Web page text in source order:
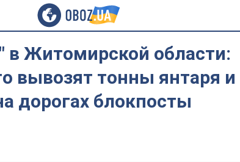
в Житомирской области:
вывозят тонны янтаря и
дорогах блокпосты